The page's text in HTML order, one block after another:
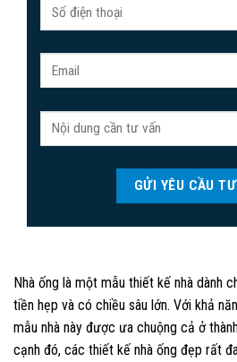
Nhà ống là một mẫu thiết kế nhà dành
tiền hẹp và có chiều sâu lớn. Với khả
mẫu nhà này được ưa chuộng cả ở
cạnh đó, các thiết kế nhà ống đẹp rất